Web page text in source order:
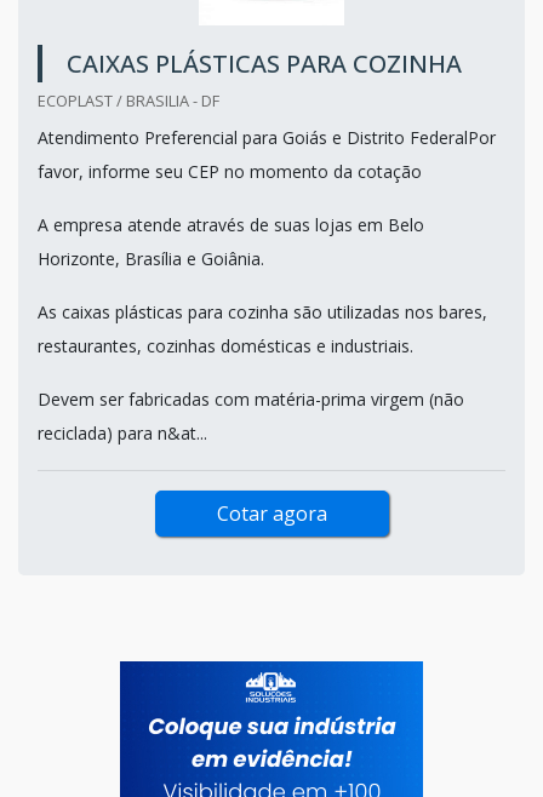
CAIXAS PLÁSTICAS PARA COZINHA
ECOPLAST / BRASILIA - DF
Atendimento Preferencial para Goiás e Distrito FederalPor
favor, informe seu CEP no momento da cotação
A empresa atende através de suas lojas em Belo
Horizonte, Brasília e Goiânia.
As caixas plásticas para cozinha são utilizadas nos bares,
restaurantes, cozinhas domésticas e industriais.
Devem ser fabricadas com matéria-prima virgem (não
reciclada) para n&at...
Cotar agora